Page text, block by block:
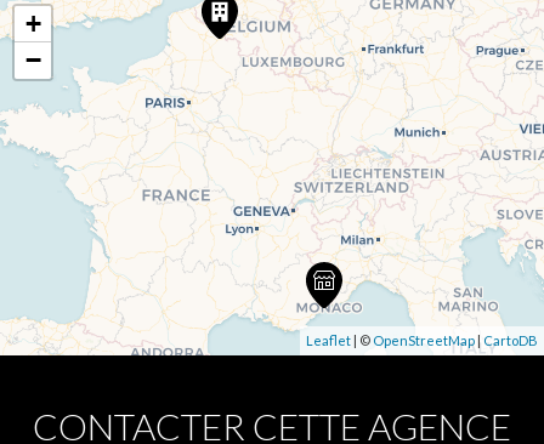
+
−
Leaflet | © OpenStreetMap | CartoDB
CONTACTER CETTE AGENCE